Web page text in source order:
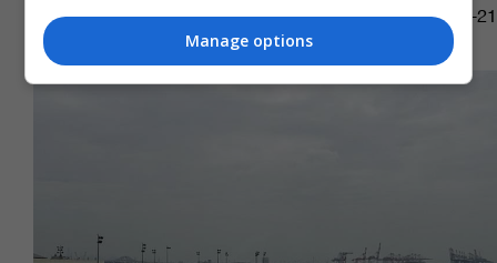
11:30 | 2019-06-21
Manage options